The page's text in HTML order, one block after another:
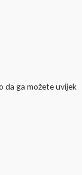
da ga možete uvijek